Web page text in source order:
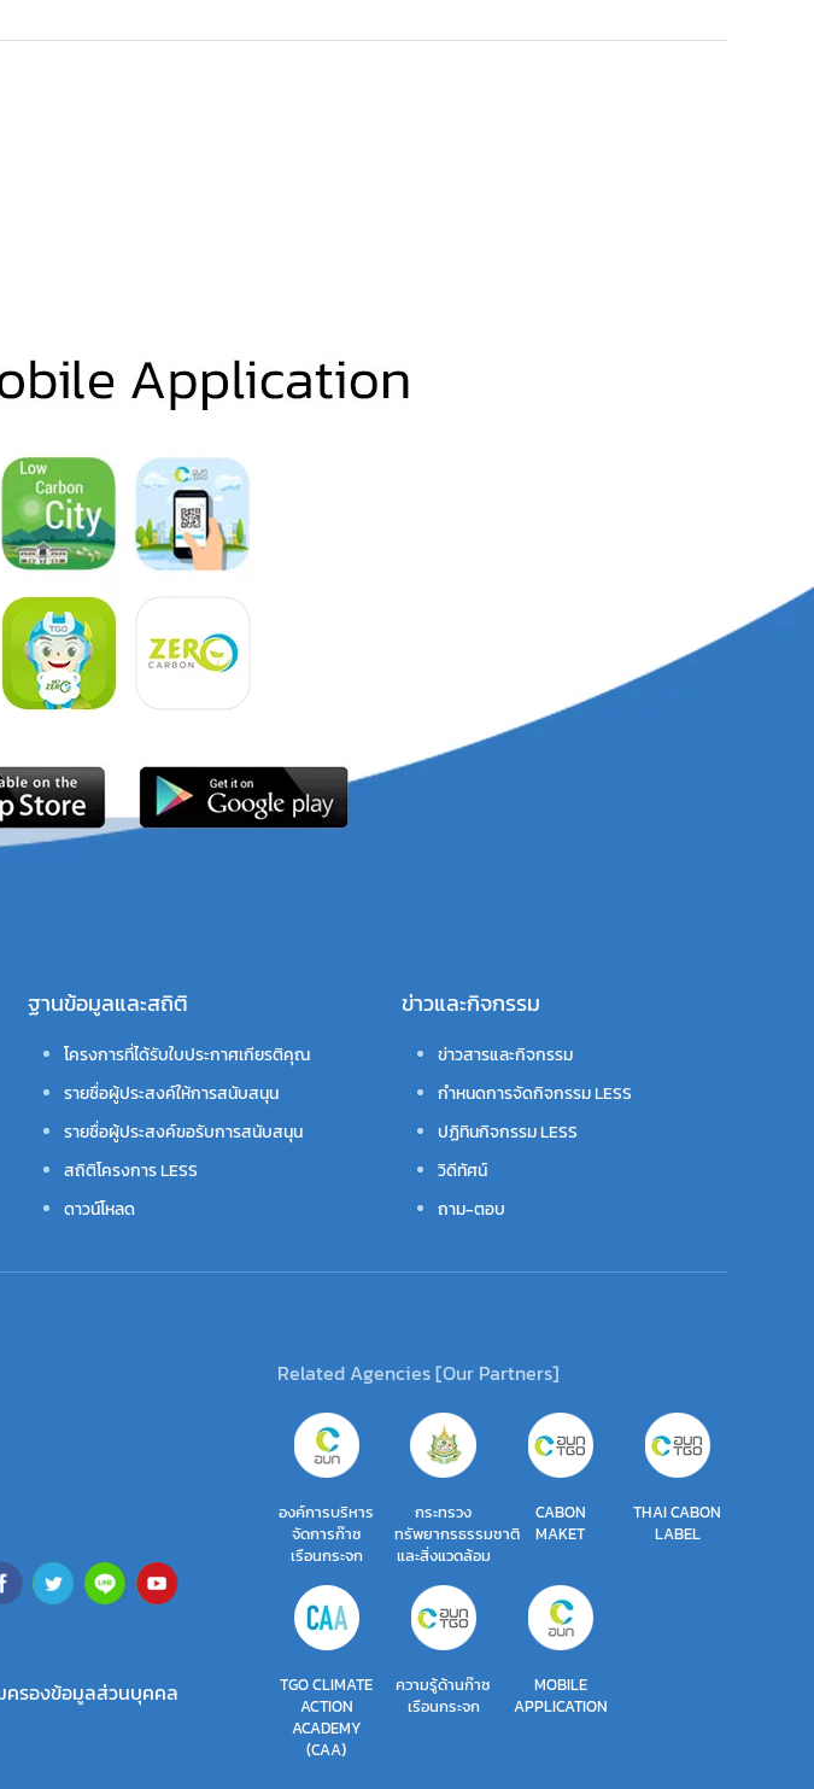
ฐานข้อมูลและสถิติ
โครงการที่ได้รับใบประกาศเกียรติคุณ
รายชื่อผู้ประสงค์ให้การสนับสนุน
รายชื่อผู้ประสงค์ขอรับการสนับสนุน
สถิติโครงการ LESS
ดาวน์โหลด
ข่าวและกิจกรรม
ข่าวสารและกิจกรรม
กำหนดการจัดกิจกรรม LESS
ปฏิทินกิจกรรม LESS
วิดีทัศน์
ถาม-ตอบ
ครองข้อมูลส่วนบุคคล
Related Agencies [Our Partners]
องค์การบริหาร
จัดการก๊าซ
เรือนกระจก
กระทรวง
ทรัพยากรธรรมชาติ
และสิ่งแวดล้อม
CABON
MAKET
THAI CABON
LABEL
TGO CLIMATE
ACTION
ACADEMY
(CAA)
ความรู้ด้านก๊าซ
เรือนกระจก
MOBILE
APPLICATION